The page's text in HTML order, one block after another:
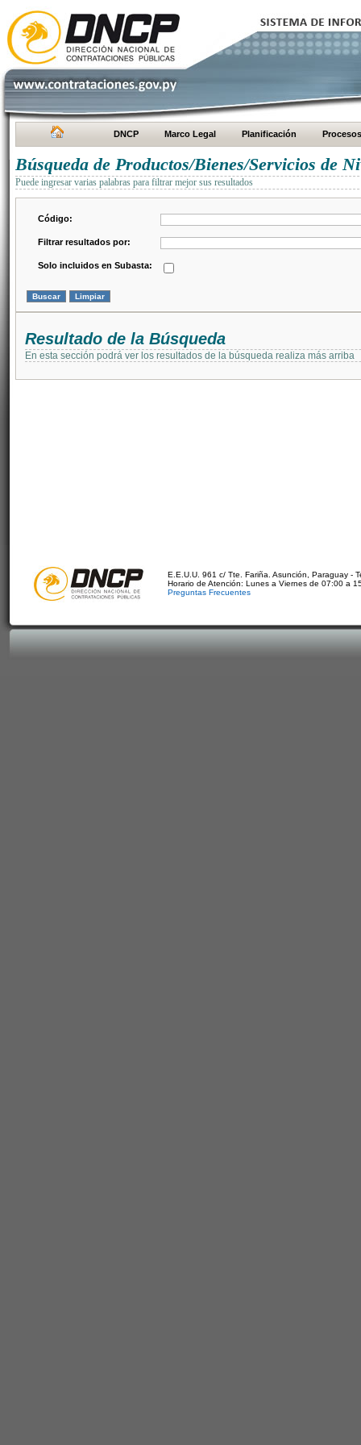
DNCP Marco Legal Planificación Procesos
Búsqueda de Productos/Bienes/Servicios de
Puede ingresar varias palabras para filtrar mejor sus resultados
Código:
Filtrar resultados por:
Solo incluidos en Subasta:
Resultado de la Búsqueda
En esta sección podrá ver los resultados de la búsqueda realiza más arriba
E.E.U.U. 961 c/ Tte. Fariña. Asunción, Paraguay -
Horario de Atención: Lunes a Viernes de 07:00 a
Preguntas Frecuentes